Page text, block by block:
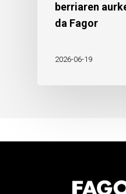
berriaren
da Fagor
2026-06-19